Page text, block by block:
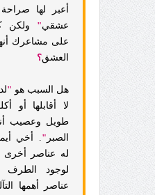
أعبر لها
عشقي" ولكن
على مشاعرك
العشق؟
هل السبب هو "
لا أقابلها أو
طويل وعصيب
الصبر " . أخي
له عناصر أخرى
لوجود الطرف
عناصر أهمها